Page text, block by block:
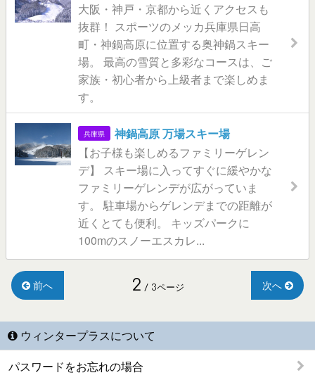
大阪・神戸・京都から近くアクセスも
抜群！ スポーツのメッカ兵庫県日高
町・神鍋高原に位置する奥神鍋スキー
場。 最高の雪質と多彩なコースは、ご
家族・初心者から上級者まで楽しめま
す。
兵庫県
神鍋高原 万場スキー場
【お子様も楽しめるファミリーゲレン
デ】 スキー場に入ってすぐに緩やかな
ファミリーゲレンデが広がっていま
す。 駐車場からゲレンデまでの距離が
近くとても便利。 キッズパークに
100mのスノーエスカレ...
前へ 2 / 3ページ 次へ
ウィンタープラスについて
パスワードをお忘れの場合